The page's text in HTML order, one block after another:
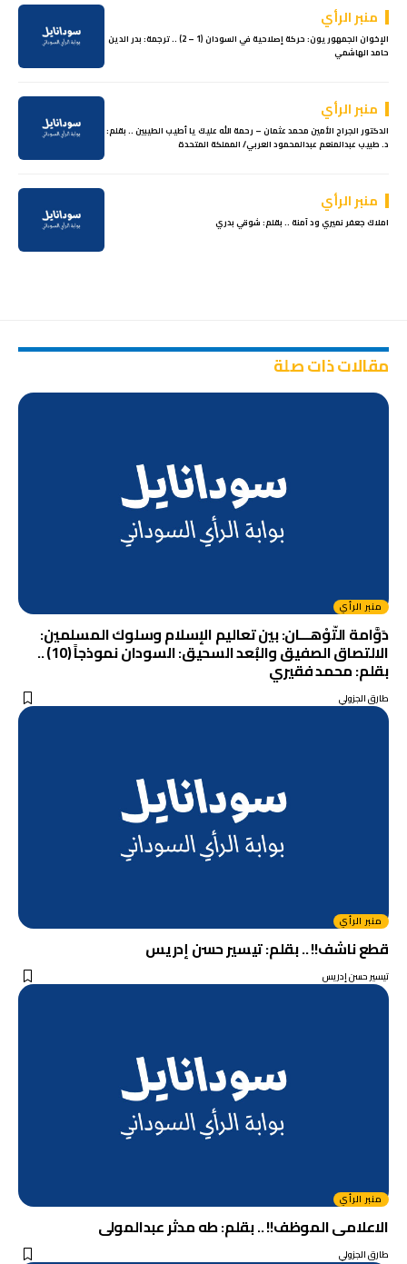
منبر الرأي
الإخوان الجمهوريون: حركة إصلاحية في السودان (1 – 2) .. ترجمة: بدر الدين
حامد الهاشمي
منبر الرأي
الدكتور الجراح الأمين محمد عثمان – رحمة الله عليك يا أطيب الطيبين .. بقلم:
د. طبيب عبدالمنعم عبدالمحمود العربي/ المملكة المتحدة
منبر الرأي
املاك جعفر نميري ود آمنة .. بقلم: شوقي بدري
مقالات ذات صلة
منبر الرأي
دَوَّامة التّوْهـــان: بين تعاليم الإسلام وسلوك المسلمين:
الالتصاق الصفيق والبُعد السحيق: السودان نموذجاً (10) ..
بقلم: محمد فقيري
طارق الجزولي
منبر الرأي
قطع ناشف!! .. بقلم: تيسير حسن إدريس
تيسير حسن إدريس
منبر الرأي
الاعلامى الموظف!! .. بقلم: طه مدثر عبدالمولى
طارق الجزولي